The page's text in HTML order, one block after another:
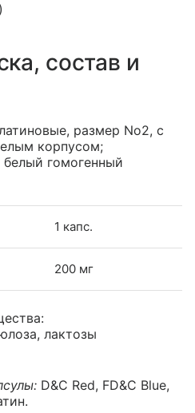
состав и
размер No2, с
корпусом;
гомогенный
1 капс.
200 мг
лактозы
D&C Red, FD&C Blue,